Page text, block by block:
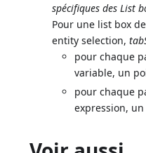
spécifiques des List
Pour une list box
entity selection,
pour chaque
variable, un
pour chaque
expression,